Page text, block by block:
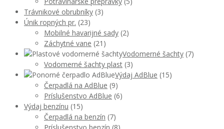
Trávnikové obrubníky (3)
Únik ropných pr. (23)
Mobilné havarijné sady (2)
Záchytné vane (21)
Vodomerné šachty (7)
Vodomerné šachty plast (3)
Výdaj AdBlue (15)
Čerpadlá na AdBlue (9)
Príslušenstvo AdBlue (6)
Výdaj benzínu (15)
Čerpadlá na benzín (7)